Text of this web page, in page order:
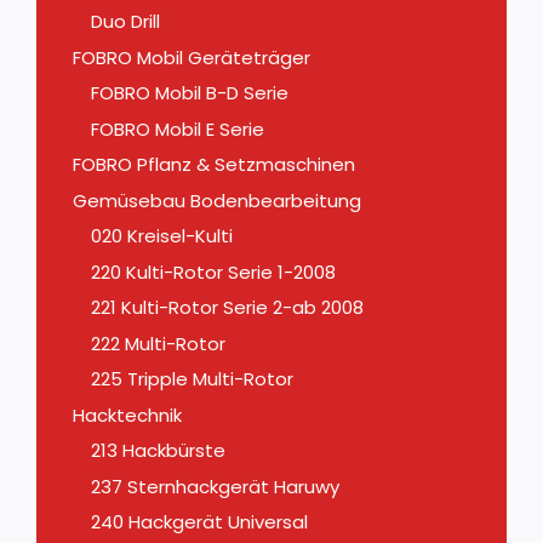
Duo Drill
FOBRO Mobil Geräteträger
FOBRO Mobil B-D Serie
FOBRO Mobil E Serie
FOBRO Pflanz & Setzmaschinen
Gemüsebau Bodenbearbeitung
020 Kreisel-Kulti
220 Kulti-Rotor Serie 1-2008
221 Kulti-Rotor Serie 2-ab 2008
222 Multi-Rotor
225 Tripple Multi-Rotor
Hacktechnik
213 Hackbürste
237 Sternhackgerät Haruwy
240 Hackgerät Universal